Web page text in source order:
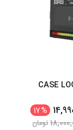
CASE
%
17
تومان